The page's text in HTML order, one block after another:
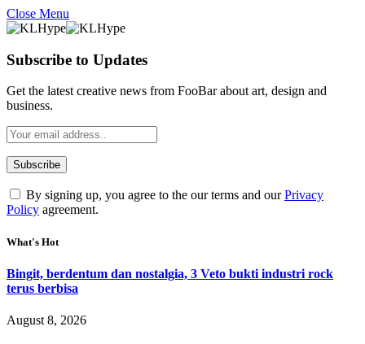
Close Menu
Subscribe to Updates
Get the latest creative news from FooBar about art, design and
business.
By signing up, you agree to the our terms and ourPrivacy
Policy agreement.
What's Hot
Bingit, berdentum dan nostalgia, 3 Veto bukti industri rock
terus berbisa
August 8, 2026